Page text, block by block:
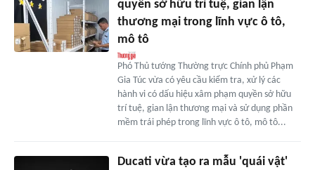
quyền sở hữu trí tuệ, gian lận
thương mại trong lĩnh vực ô tô,
mô tô
Phó Thủ tướng Thường trực Chính phủ Phạm
Gia Túc vừa có yêu cầu kiểm tra, xử lý các
hành vi có dấu hiệu xâm phạm quyền sở hữu
trí tuệ, gian lận thương mại và sử dụng phần
mềm trái phép trong lĩnh vực ô tô, mô tô...
Ducati vừa tạo ra mẫu 'quái vật'